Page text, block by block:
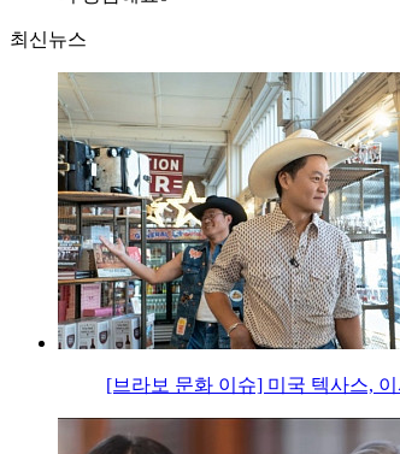
최신뉴스
[브라보 문화 이슈] 미국 텍사스,